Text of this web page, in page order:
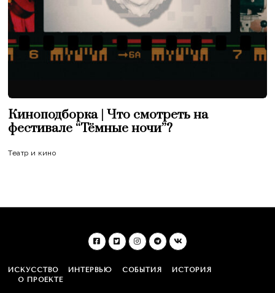
Киноподборка | Что смотреть на
фестивале “Тёмные ночи”?
Театр и кино
ИСКУССТВО ИНТЕРВЬЮ СОБЫТИЯ
ИСТОРИЯ
О ПРОЕКТЕ